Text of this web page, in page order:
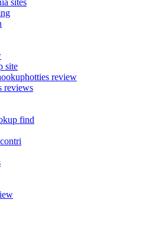
site
review
reviews
find